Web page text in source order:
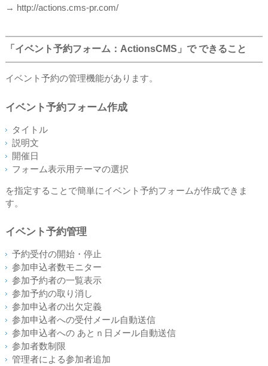
→ http://actions.cms-pr.com/
「イベント予約フォーム：ActionsCMS」で できること
イベント予約の管理機能があります。
イベント予約フォーム作成
タイトル
説明文
開催日
フォーム表示用テーマの選択
を指定することで簡単にイベント予約フォームが作成できま
す。
イベント予約管理
予約受付の開始・停止
参加申込者数モニター
参加予約者の一覧表示
参加予約の取り消し
参加申込者の出欠定義
参加申込者への受付メール自動送信
参加申込者への あとｎ日メール自動送信
参加者数制限
管理者による参加者追加